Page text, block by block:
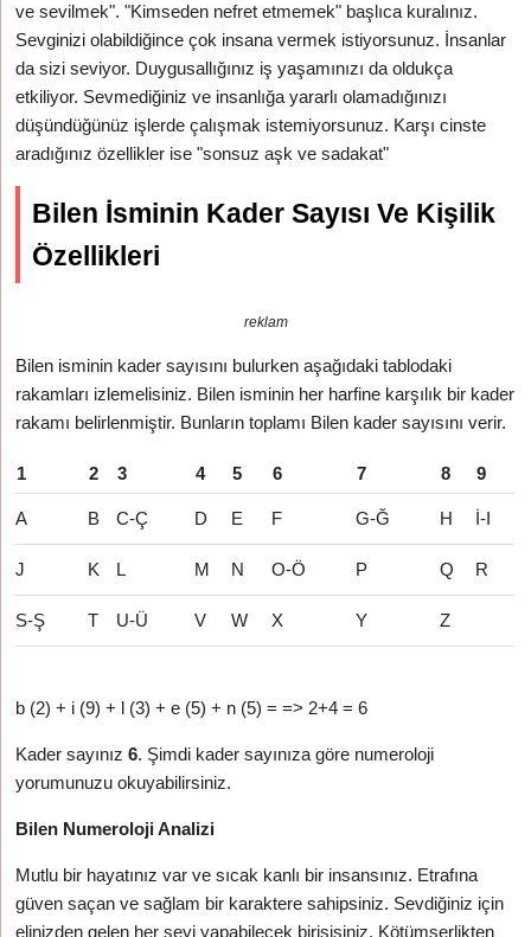
ve sevilmek". "Kimseden nefret etmemek" başlıca kuralınız.
Sevginizi olabildiğince çok insana vermek istiyorsunuz. İnsanlar
da sizi seviyor. Duygusallığınız iş yaşamınızı da oldukça
etkiliyor. Sevmediğiniz ve insanlığa yararlı olamadığınızı
düşündüğünüz işlerde çalışmak istemiyorsunuz. Karşı cinste
aradığınız özellikler ise "sonsuz aşk ve sadakat"
Bilen İsminin Kader Sayısı Ve Kişilik
Özellikleri
reklam
Bilen isminin kader sayısını bulurken aşağıdaki tablodaki
rakamları izlemelisiniz. Bilen isminin her harfine karşılık bir kader
rakamı belirlenmiştir. Bunların toplamı Bilen kader sayısını verir.
1 2 3 4 5 6 7 8 9
A B C-Ç D E F G-Ğ H İ-I
J K L M N O-Ö P Q R
S-Ş T U-Ü V W X Y Z
b (2) + i (9) + l (3) + e (5) + n (5) = => 2+4 = 6
Kader sayınız6. Şimdi kader sayınıza göre numeroloji
yorumunuzu okuyabilirsiniz.
Bilen Numeroloji Analizi
Mutlu bir hayatınız var ve sıcak kanlı bir insansınız. Etrafına
güven saçan ve sağlam bir karaktere sahipsiniz. Sevdiğiniz için
elinizden gelen her şeyi yapabilecek birisisiniz. Kötümserlikten